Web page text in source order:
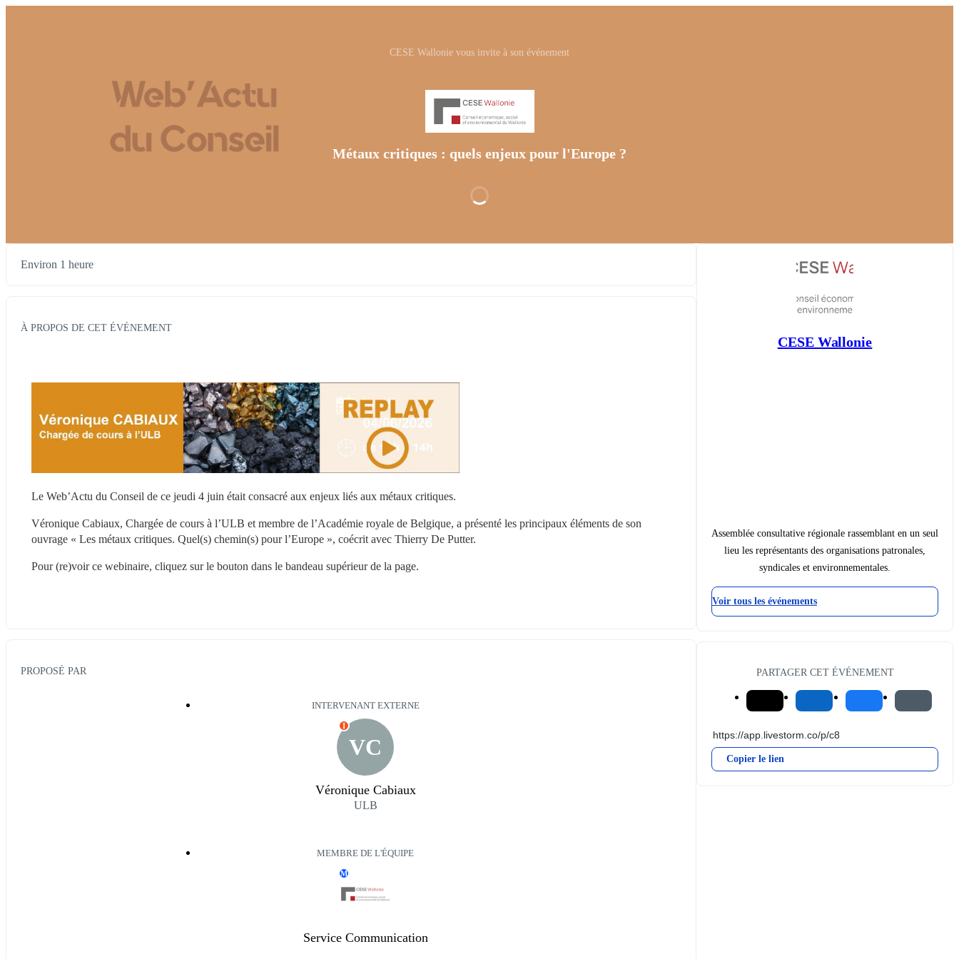
CESE Wallonie vous invite à son événement
Métaux critiques : quels enjeux pour l'Europe ?
Environ 1 heure
À PROPOS DE CET ÉVÉNEMENT
Le Web’Actu du Conseil de ce jeudi 4 juin était consacré aux enjeux liés aux métaux critiques.
Véronique Cabiaux, Chargée de cours à l’ULB et membre de l’Académie royale de Belgique, a présenté les principaux éléments de son
ouvrage « Les métaux critiques. Quel(s) chemin(s) pour l’Europe », coécrit avec Thierry De Putter.
Pour (re)voir ce webinaire, cliquez sur le bouton dans le bandeau supérieur de la page.
PROPOSÉ PAR
INTERVENANT EXTERNE
VC
I
Véronique Cabiaux
ULB
MEMBRE DE L'ÉQUIPE
M
Service Communication
CESE Wallonie
Assemblée consultative régionale rassemblant en un seul
lieu les représentants des organisations patronales,
syndicales et environnementales.
Voir tous les événements
PARTAGER CET ÉVÉNEMENT
Copier le lien